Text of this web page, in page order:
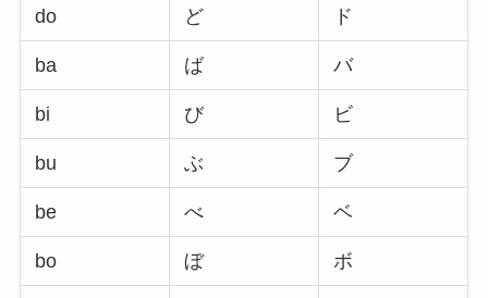
do ど ド
ba ば バ
bi び ビ
bu ぶ ブ
be べ ベ
bo ぼ ボ